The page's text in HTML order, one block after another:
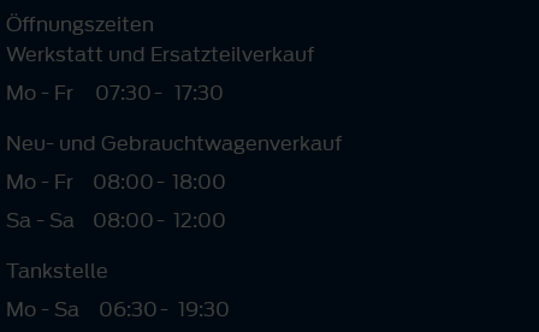
Öffnungszeiten
Werkstatt und Ersatzteilverkauf
Mo - Fr
07:30- 17:30
Neu- und Gebrauchtwagenverkauf
Mo - Fr
08:00- 18:00
Sa - Sa
08:00- 12:00
Tankstelle
Mo - Sa
06:30- 19:30